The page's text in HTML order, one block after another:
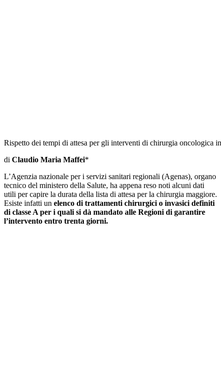
Rispetto dei tempi di attesa per gli interventi di chirurgia oncologica
di Claudio Maria Maffei*
L’Agenzia nazionale per i servizi sanitari regionali (Agenas), organo
tecnico del ministero della Salute, ha appena reso noti alcuni dati
utili per capire la durata della lista di attesa per la chirurgia maggiore.
Esiste infatti un elenco di trattamenti chirurgici o invasici definiti
di classe A per i quali si dà mandato alle Regioni di garantire
l’intervento entro trenta giorni.